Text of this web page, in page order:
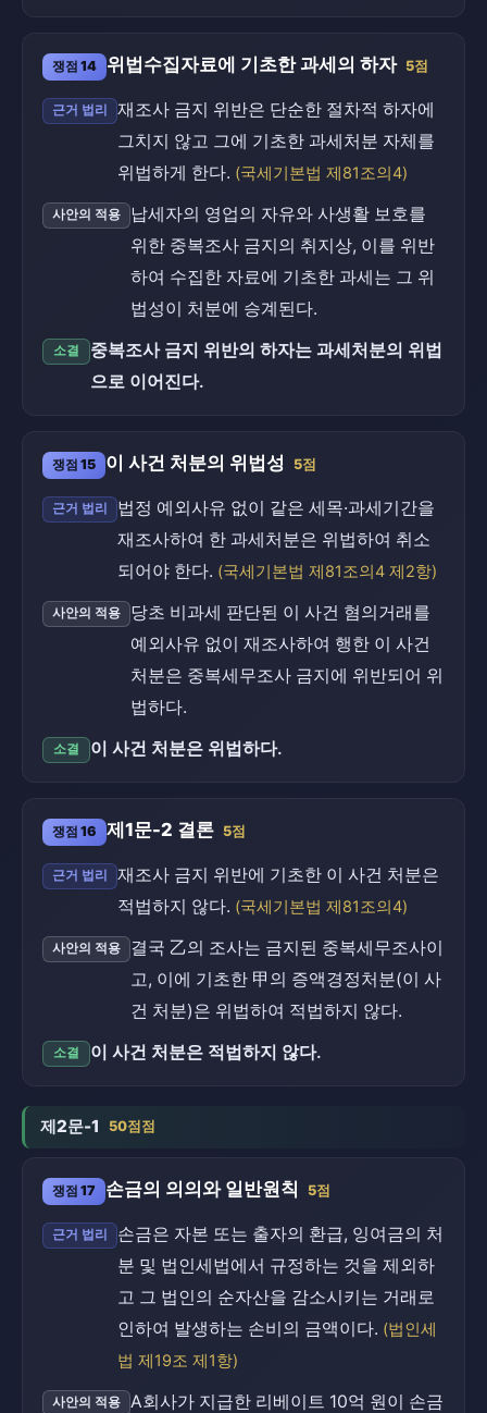
쟁점 14 위법수집자료에 기초한 과세의 하자 5점
근거 법리
재조사 금지 위반은 단순한 절차적 하자에
그치지 않고 그에 기초한 과세처분 자체를
위법하게 한다. (국세기본법 제81조의4)
사안의 적용
납세자의 영업의 자유와 사생활 보호를
위한 중복조사 금지의 취지상, 이를 위반
하여 수집한 자료에 기초한 과세는 그 위
법성이 처분에 승계된다.
소결
중복조사 금지 위반의 하자는 과세처분의 위법
으로 이어진다.
쟁점 15 이 사건 처분의 위법성 5점
근거 법리
법정 예외사유 없이 같은 세목·과세기간을
재조사하여 한 과세처분은 위법하여 취소
되어야 한다. (국세기본법 제81조의4 제2항)
사안의 적용
당초 비과세 판단된 이 사건 혐의거래를
예외사유 없이 재조사하여 행한 이 사건
처분은 중복세무조사 금지에 위반되어 위
법하다.
소결 이 사건 처분은 위법하다.
쟁점 16 제1문-2 결론 5점
근거 법리
재조사 금지 위반에 기초한 이 사건 처분은
적법하지 않다. (국세기본법 제81조의4)
사안의 적용
결국 乙의 조사는 금지된 중복세무조사이
고, 이에 기초한 甲의 증액경정처분(이 사
건 처분)은 위법하여 적법하지 않다.
소결 이 사건 처분은 적법하지 않다.
제2문-1 50점점
쟁점 17 손금의 의의와 일반원칙 5점
근거 법리
손금은 자본 또는 출자의 환급, 잉여금의 처
분 및 법인세법에서 규정하는 것을 제외하
고 그 법인의 순자산을 감소시키는 거래로
인하여 발생하는 손비의 금액이다. (법인세
법 제19조 제1항)
사안의 적용
A회사가 지급한 리베이트 10억 원이 손금